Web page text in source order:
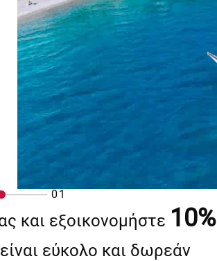
01
και εξοικονομήστε 10%
εύκολο και δωρεάν